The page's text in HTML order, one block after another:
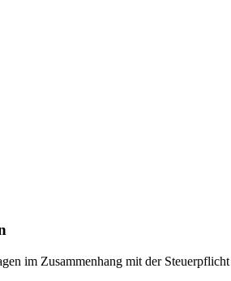
im Zusammenhang mit der